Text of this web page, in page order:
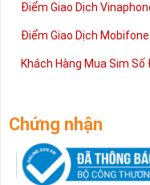
Điểm Giao Dịch
Điểm Giao Dịch Mobifone
Khách Hàng Mua Sim Số
Chứng nhận